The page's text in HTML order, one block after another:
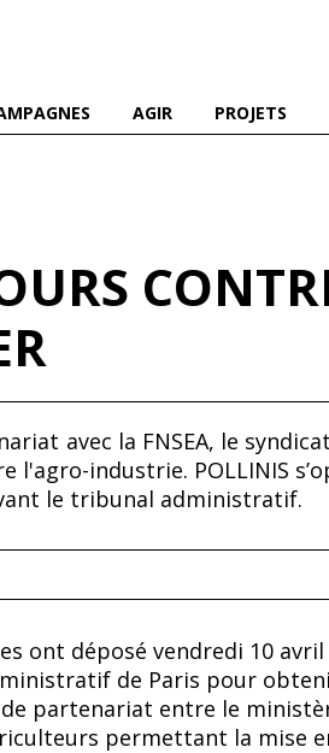
AGIR PROJETS
avec la FNSEA, le
industrie. POLLINIS
le tribunal administratif.
ont déposé vendredi 10 avril
de Paris pour
partenariat entre le
permettant la mise